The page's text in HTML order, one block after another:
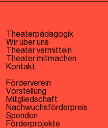
Theaterpädagogik
Wir über uns
Theater vermitteln
Theater mitmachen
Kontakt
Förderverein
Vorstellung
Mitgliedschaft
Nachwuchsförderpreis
Spenden
Förderprojekte